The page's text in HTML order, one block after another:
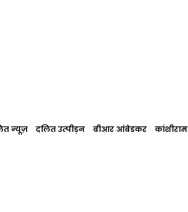
न्‍यूज़ दलित उत्‍पीड़न बीआर आंबेडकर कांशीराम